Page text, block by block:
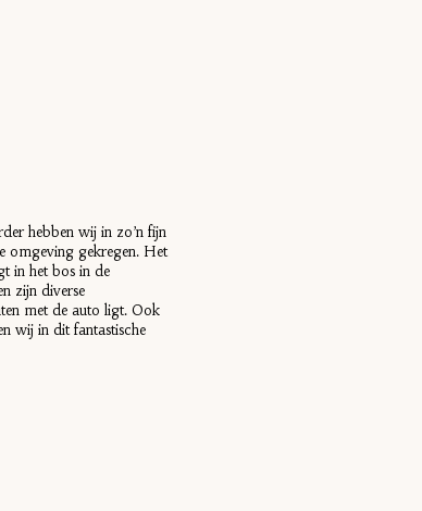
hebben wij in zo’n fijn
omgeving gekregen. Het
in het bos in de
zijn diverse
met de auto ligt. Ook
wij in dit fantastische